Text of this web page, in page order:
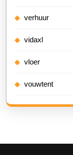
verhuur
vidaxl
vloer
vouwtent